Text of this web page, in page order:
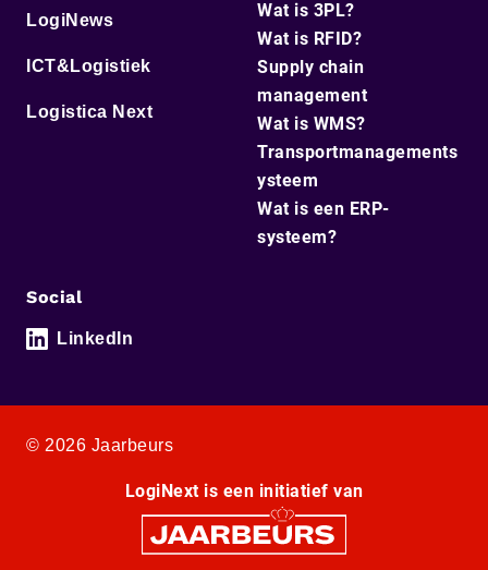
LogiNews
ICT&Logistiek
Logistica Next
Wat is 3PL?
Wat is RFID?
Supply chain
management
Wat is WMS?
Transportmanagements
ysteem
Wat is een ERP-
systeem?
Social
LinkedIn
© 2026 Jaarbeurs
LogiNext is een initiatief van